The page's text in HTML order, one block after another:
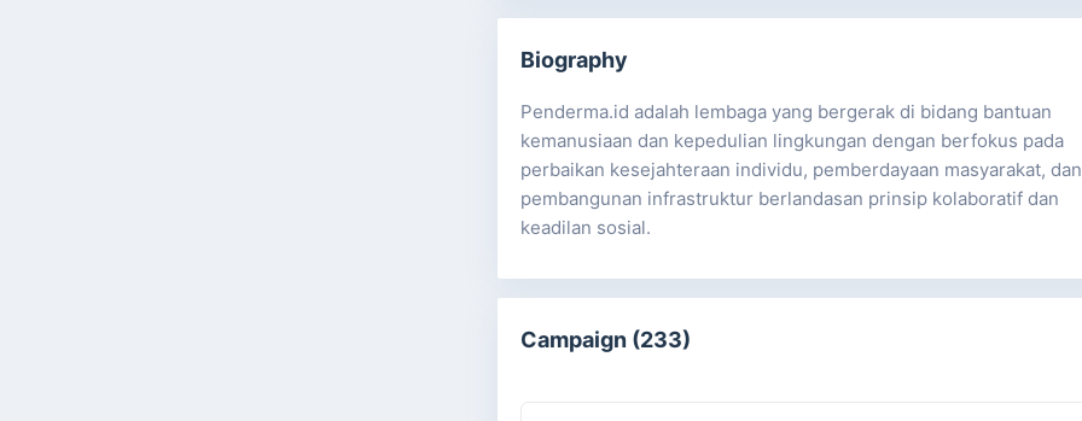
Biography
Penderma.id adalah lembaga yang bergerak di bidang bantuan
kemanusiaan dan kepedulian lingkungan dengan berfokus pada
perbaikan kesejahteraan individu, pemberdayaan masyarakat, dan
pembangunan infrastruktur berlandasan prinsip kolaboratif dan
keadilan sosial.
Campaign (233)